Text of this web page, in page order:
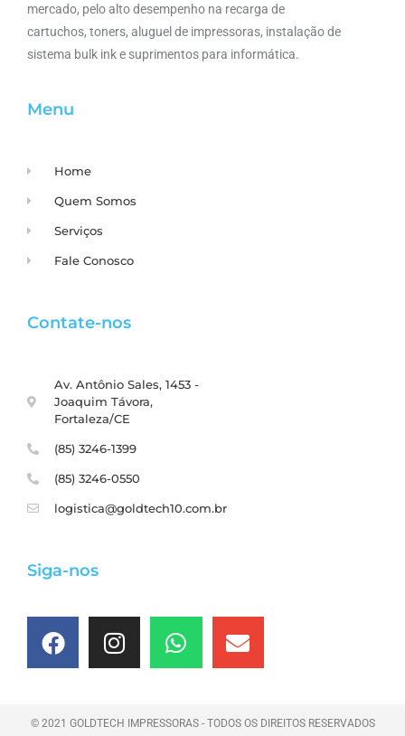
mercado, pelo alto desempenho na recarga de
cartuchos, toners, aluguel de impressoras, instalação de
sistema bulk ink e suprimentos para informática.
Menu
Home
Quem Somos
Serviços
Fale Conosco
Contate-nos
Av. Antônio Sales, 1453 -
Joaquim Távora,
Fortaleza/CE
(85) 3246-1399
(85) 3246-0550
logistica@goldtech10.com.br
Siga-nos
© 2021 GOLDTECH IMPRESSORAS - TODOS OS DIREITOS RESERVADOS